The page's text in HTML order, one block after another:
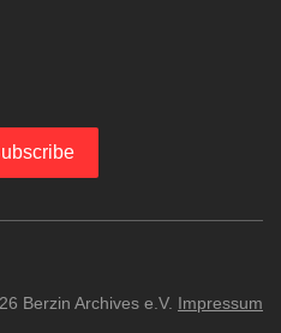
Berzin Archives e.V. Impressum